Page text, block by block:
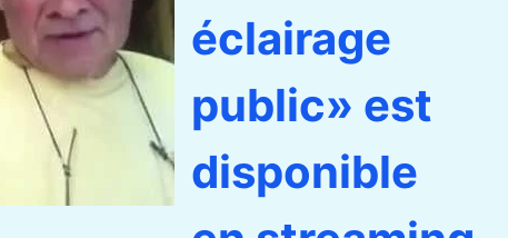
éclairage
public» est
disponible